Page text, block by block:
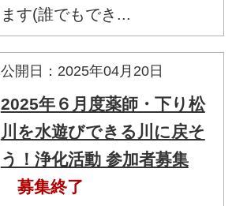
ます(誰でもでき...
公開日：2025年04月20日
2025年６月度薬師・下り松
川を水遊びできる川に戻そ
う！浄化活動 参加者募集
募集終了